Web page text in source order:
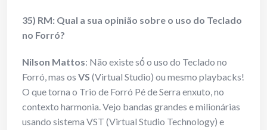
35) RM: Qual a sua opinião sobre o uso do Teclado
no Forró?
Nilson Mattos: Não existe só́ o uso do Teclado no
Forró, mas os VS (Virtual Studio) ou mesmo playbacks!
O que torna o Trio de Forró Pé de Serra enxuto, no
contexto harmonia. Vejo bandas grandes e milionárias
usando sistema VST (Virtual Studio Technology) e